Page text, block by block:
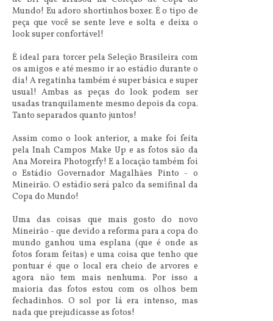
Mundo! Eu adoro shortinhos boxer. É o tipo de
peça que você se sente leve e solta e deixa o
look super confortável!
É ideal para torcer pela Seleção Brasileira com
os amigos e até mesmo ir ao estádio durante o
dia! A regatinha também é super básica e super
usual! Ambas as peças do look podem ser
usadas tranquilamente mesmo depois da copa.
Tanto separados quanto juntos!
Assim como o look anterior, a make foi feita
pela Inah Campos Make Up e as fotos são da
Ana Moreira Photogrfy! E a locação também foi
o Estádio Governador Magalhães Pinto - o
Mineirão. O estádio será palco da semifinal da
Copa do Mundo!
Uma das coisas que mais gosto do novo
Mineirão - que devido a reforma para a copa do
mundo ganhou uma esplana (que é onde as
fotos foram feitas) e uma coisa que tenho que
pontuar é que o local era cheio de arvores e
agora não tem mais nenhuma. Por isso a
maioria das fotos estou com os olhos bem
fechadinhos. O sol por lá era intenso, mas
nada que prejudicasse as fotos!